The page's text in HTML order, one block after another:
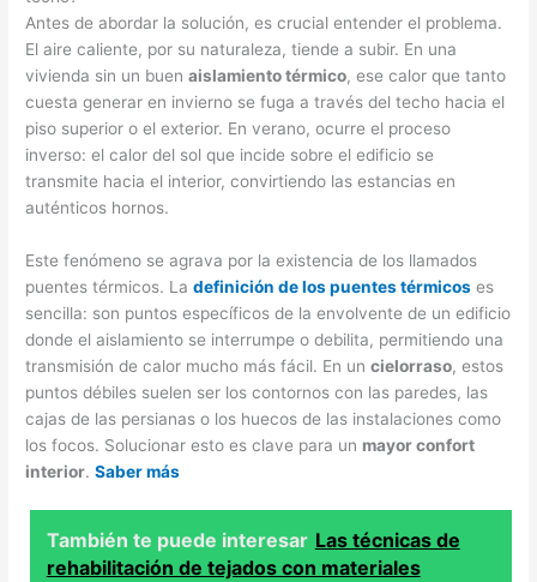
Antes de abordar la solución, es crucial entender el problema.
El aire caliente, por su naturaleza, tiende a subir. En una
vivienda sin un buenaislamiento térmico, ese calor que tanto
cuesta generar en invierno se fuga a través del techo hacia el
piso superior o el exterior. En verano, ocurre el proceso
inverso: el calor del sol que incide sobre el edificio se
transmite hacia el interior, convirtiendo las estancias en
auténticos hornos.
Este fenómeno se agrava por la existencia de los llamados
puentes térmicos. Ladefinición de los puentes térmicos es
sencilla: son puntos específicos de la envolvente de un edificio
donde el aislamiento se interrumpe o debilita, permitiendo una
transmisión de calor mucho más fácil. En uncielorraso, estos
puntos débiles suelen ser los contornos con las paredes, las
cajas de las persianas o los huecos de las instalaciones como
los focos. Solucionar esto es clave para un mayor confort
interior.Saber más
También te puede interesar Las técnicas de
rehabilitación de tejados con materiales